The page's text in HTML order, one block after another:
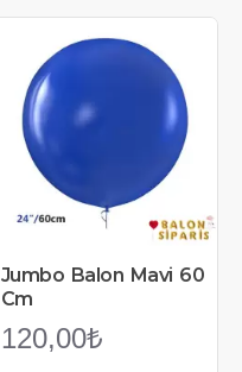
Jumbo Balon Mavi 60
Cm
120,00₺